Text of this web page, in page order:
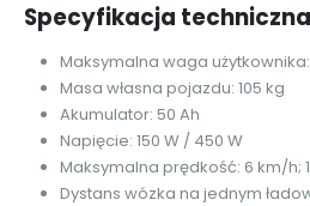
Specyfikacja techniczna
Maksymalna waga użytkownika:
Masa własna pojazdu: 105 kg
Akumulator: 50 Ah
Napięcie: 150 W / 450 W
Maksymalna prędkość: 6 km/h;
Dystans wózka na jednym